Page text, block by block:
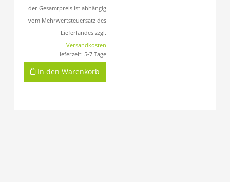
In den Warenkorb
der Gesamtpreis ist abhängig
vom Mehrwertsteuersatz des
Lieferlandes zzgl.
Versandkosten
Lieferzeit: 5-7 Tage